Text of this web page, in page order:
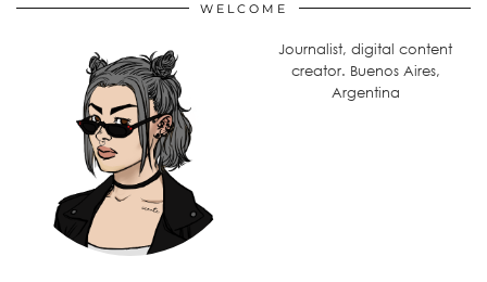
WELCOME
Journalist, digital content
creator. Buenos Aires,
Argentina